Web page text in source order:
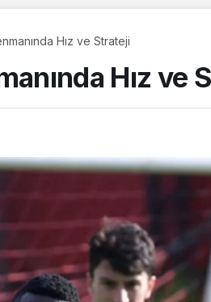
Hız ve Strateji
Hız ve
Son Dakika